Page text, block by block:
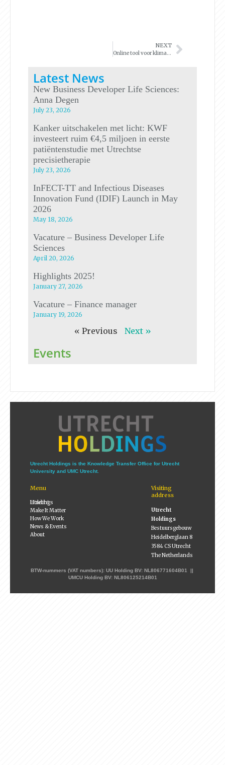
NEXT
Online tool voor klimaatadaptatie
Latest News
New Business Developer Life Sciences:
Anna Degen
July 23, 2026
Kanker uitschakelen met licht: KWF
investeert ruim €4,5 miljoen in eerste
patiëntenstudie met Utrechtse
precisietherapie
July 23, 2026
InFECT-TT and Infectious Diseases
Innovation Fund (IDIF) Launch in May
2026
May 18, 2026
Vacature – Business Developer Life
Sciences
April 20, 2026
Highlights 2025!
January 27, 2026
Vacature – Finance manager
January 19, 2026
« Previous Next »
Events
Utrecht Holdings is the Knowledge Transfer Office for Utrecht
University and UMC Utrecht.
Menu
Utrecht Holdings
Make It Matter
How We Work
News & Events
About
Visiting
address
Utrecht
Holdings
Bestuursgebouw
Heidelberglaan 8
3584 CS Utrecht
The Netherlands
BTW-nummers (VAT numbers): UU Holding BV: NL806771604B01 ||
UMCU Holding BV: NL806125214B01